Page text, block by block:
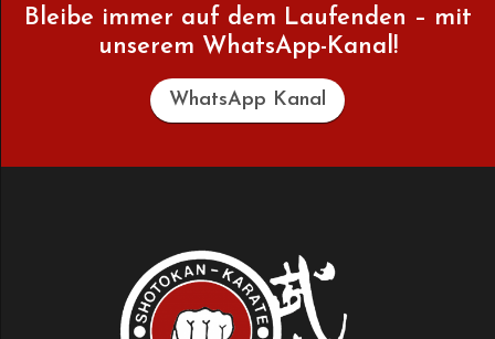
Bleibe immer auf dem Laufenden – mit
unserem WhatsApp-Kanal!
WhatsApp Kanal